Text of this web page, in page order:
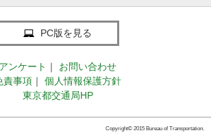
PC版を見る
アンケート ｜
お問い合わせ
責事項 ｜
個人情報保護方針
東京都交通局HP
Copyright© 2015 Bureau of Transportation.